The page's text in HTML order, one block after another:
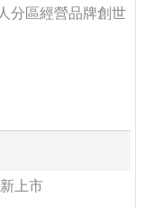
分區經營品牌創世
上市